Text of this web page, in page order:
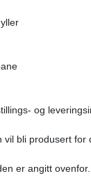
og
vil bli produsert
er angitt ovenfor.